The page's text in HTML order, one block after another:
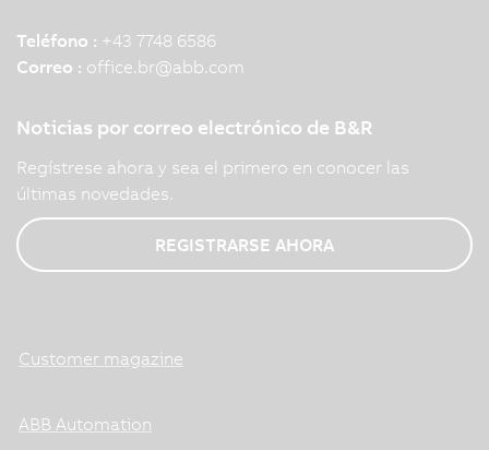
Teléfono : +43 7748 6586
Correo : office.br@abb.com
Noticias por correo electrónico de B&R
Regístrese ahora y sea el primero en conocer las
últimas novedades.
REGISTRARSE AHORA
Customer magazine
ABB Automation